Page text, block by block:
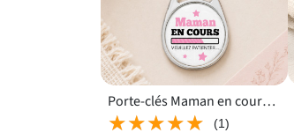
Porte-clés Maman en cours imprimé des deux côtés
★★★★★
★★★★★ (1)